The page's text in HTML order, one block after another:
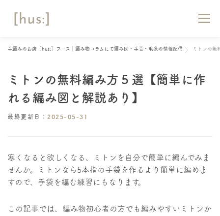
メニュー
ショップリスト オンラインショップ
手編みのお店［hus:］フース｜編み物コラムにて編み図・手芸・毛糸の情報配信 ミトンの無
ミトンの無料編み方５選【簡単に作
れる編み図と解説あり】
最終更新日： 2025-05-31
寒くなると欲しくなる、ミトンを自分で簡単に編んでみま
せんか。ミトンなら5本指の手袋を作るより簡単に編めま
すので、手袋を編む練習にもなります。
この記事では、編み物初心者の方でも編みやすいミトンか